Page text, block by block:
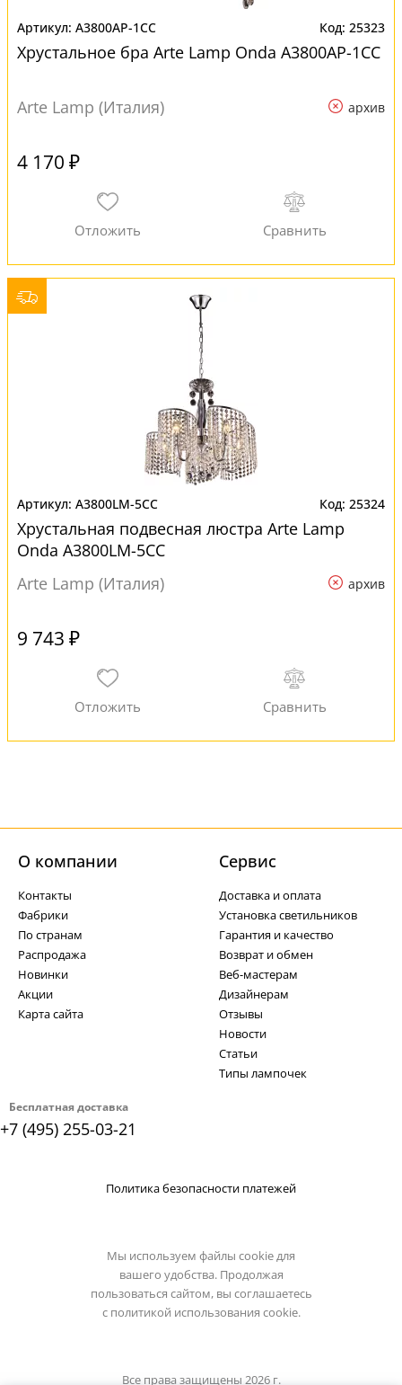
A3800AP-1CC 25323
Хрустальное бра Arte Lamp Onda A3800AP-1CC
Arte Lamp (Италия) архив
4 170 ₽
A3800LM-5CC 25324
Хрустальная подвесная люстра Arte Lamp
Onda A3800LM-5CC
Arte Lamp (Италия)
архив
9 743 ₽
Бесплатная доставка
+7 (495) 255-03-21
О компании
Контакты
Фабрики
По странам
Распродажа
Новинки
Акции
Карта сайта
Cервис
Доставка и оплата
Установка светильников
Гарантия и качество
Возврат и обмен
Веб-мастерам
Дизайнерам
Отзывы
Новости
Статьи
Типы лампочек
Политика безопасности платежей
Мы используем файлы cookie для
вашего удобства. Продолжая
пользоваться сайтом, вы соглашаетесь
с политикой использования cookie.
Все права защищены 2026 г.